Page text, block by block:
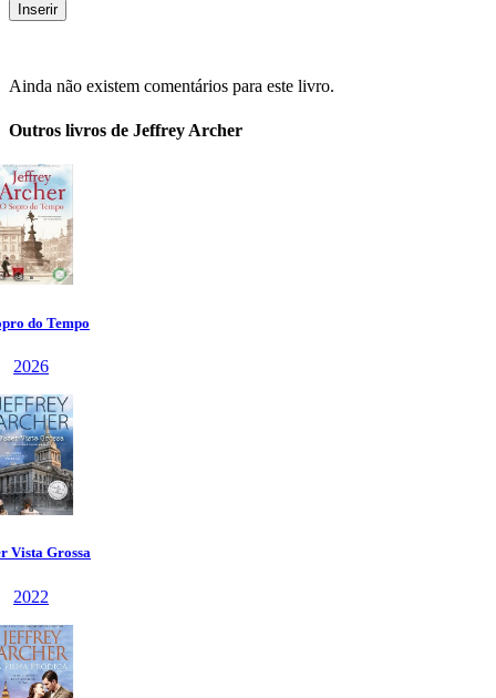
Ainda não existem comentários para este livro.
Outros livros de Jeffrey Archer